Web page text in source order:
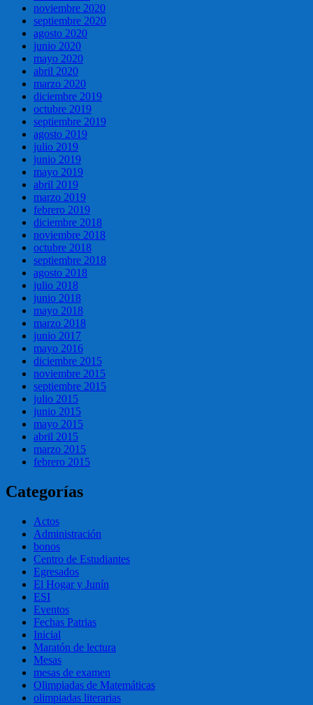
noviembre 2020
septiembre 2020
agosto 2020
junio 2020
mayo 2020
abril 2020
marzo 2020
diciembre 2019
octubre 2019
septiembre 2019
agosto 2019
julio 2019
junio 2019
mayo 2019
abril 2019
marzo 2019
febrero 2019
diciembre 2018
noviembre 2018
octubre 2018
septiembre 2018
agosto 2018
julio 2018
junio 2018
mayo 2018
marzo 2018
junio 2017
mayo 2016
diciembre 2015
noviembre 2015
septiembre 2015
julio 2015
junio 2015
mayo 2015
abril 2015
marzo 2015
febrero 2015
Categorías
Actos
Administración
bonos
Centro de Estudiantes
Egresados
El Hogar y Junín
ESI
Eventos
Fechas Patrias
Inicial
Maratón de lectura
Mesas
mesas de examen
Olimpiadas de Matemáticas
olimpiadas literarias